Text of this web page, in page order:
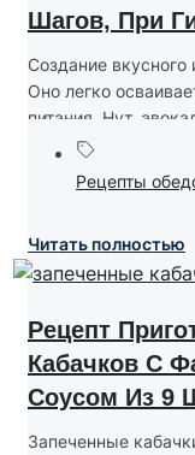
Шагов, При
Создание вкусного
Оно легко
питания. Нут,
Рецепты
Читать полностью
Рецепт
Кабачков С
Соусом Из 9
Запеченные